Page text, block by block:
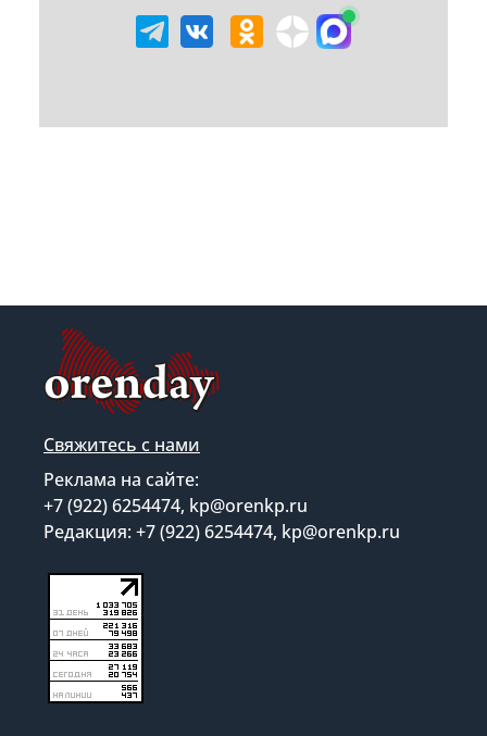
Свяжитесь с нами
Реклама на сайте:
+7 (922) 6254474, kp@orenkp.ru
Редакция: +7 (922) 6254474, kp@orenkp.ru